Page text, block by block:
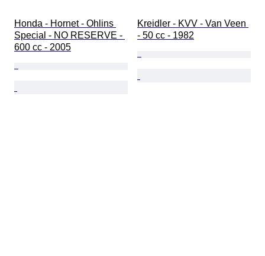
Honda - Hornet - Ohlins
Special - NO RESERVE -
600 cc - 2005
Kreidler - KVV - Van Veen
- 50 cc - 1982